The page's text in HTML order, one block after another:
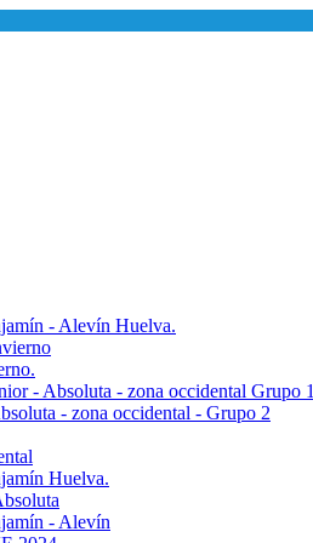
- Alevín Huelva.
- Absoluta - zona occidental Grupo 1
- zona occidental - Grupo 2
Huelva.
- Alevín